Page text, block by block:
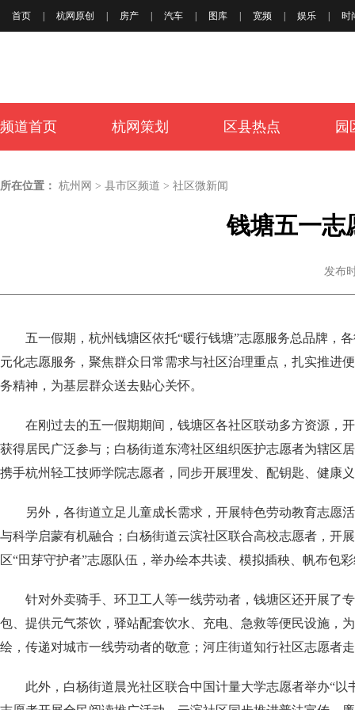
首页 杭网原创 房产 汽车 图库 宽频 娱乐 时
频道首页 杭网策划 区县热点 园
所在位置： 杭州网 > 县市区频道 > 社区微新闻
钱塘五一志
发布
五一假期，杭州钱塘区依托“暖行钱塘”志愿服务总品牌，
元化志愿服务，聚焦群众日常需求与社区治理重点，扎实推进
务精神，为基层群众送去贴心关怀。
在刚过去的五一假期期间，钱塘区各社区联动多方资源，
获得居民广泛参与；白杨街道东湾社区组织医护志愿者为辖区
携手杭州轻工技师学院志愿者，同步开展理发、配钥匙、健康
另外，各街道立足儿童成长需求，开展特色劳动教育志愿
与科学启蒙有机融合；白杨街道云滨社区联合高校志愿者，开
区“田芽守护者”志愿队伍，举办绘本共读、模拟插秧、帆布包
针对外卖骑手、环卫工人等一线劳动者，钱塘区还开展了
包、提供元气茶饮，驿站配套饮水、充电、急救等便民设施，
绘，传递对城市一线劳动者的敬意；河庄街道知行社区志愿者
此外，白杨街道晨光社区联合中国计量大学志愿者举办“